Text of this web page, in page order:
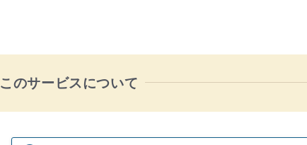
このサービスについて